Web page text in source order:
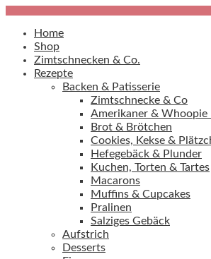
Home
Shop
Zimtschnecken & Co.
Rezepte
Backen & Patisserie
Zimtschnecke & Co
Amerikaner & Whoopie
Brot & Brötchen
Cookies, Kekse &
Hefegebäck & Plunder
Kuchen, Torten & Tartes
Macarons
Muffins & Cupcakes
Pralinen
Salziges Gebäck
Aufstrich
Desserts